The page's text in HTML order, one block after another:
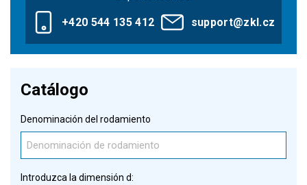
+420 544 135 412 support@zkl.cz
Catálogo
Denominación del rodamiento
Introduzca la dimensión d: